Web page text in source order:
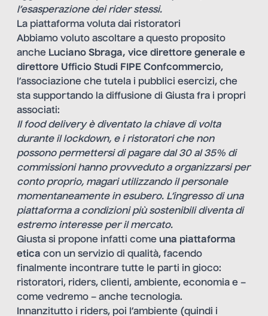
l’esasperazione dei rider stessi.
La piattaforma voluta dai ristoratori
Abbiamo voluto ascoltare a questo proposito
anche Luciano Sbraga, vice direttore generale e
direttore Ufficio Studi FIPE Confcommercio,
l’associazione che tutela i pubblici esercizi, che
sta supportando la diffusione di Giusta fra i propri
associati:
Il food delivery è diventato la chiave di volta
durante il lockdown, e i ristoratori che non
possono permettersi di pagare dal 30 al 35% di
commissioni hanno provveduto a organizzarsi per
conto proprio, magari utilizzando il personale
momentaneamente in esubero. L’ingresso di una
piattaforma a condizioni più sostenibili diventa di
estremo interesse per il mercato.
Giusta si propone infatti come una piattaforma
etica con un servizio di qualità, facendo
finalmente incontrare tutte le parti in gioco:
ristoratori, riders, clienti, ambiente, economia e –
come vedremo – anche tecnologia.
Innanzitutto i riders, poi l’ambiente (quindi i